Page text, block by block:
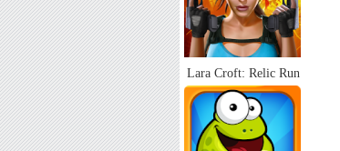
Lara Croft: Relic Run